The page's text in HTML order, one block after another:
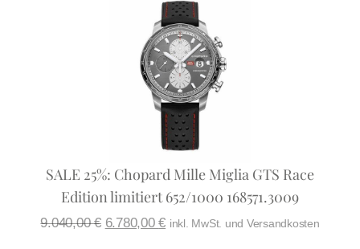
SALE 25%: Chopard Mille Miglia GTS Race
Edition limitiert 652/1000 168571.3009
9.040,00€ 6.780,00€ inkl. MwSt. und Versandkosten